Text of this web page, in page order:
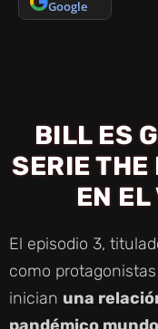
Google
BILL ES
SERIE THE
EN
El episodio 3,
como
inician una